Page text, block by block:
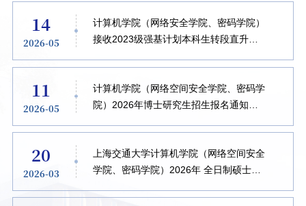
14
2026-05
计算机学院（网络安全学院、密码学院）
接收2023级强基计划本科生转段直升博
11
2026-05
计算机学院（网络空间安全学院、密码学
院）2026年博士研究生招生报名通知
20
2026-03
上海交通大学计算机学院（网络空间安全
学院、密码学院）2026年 全日制硕士研